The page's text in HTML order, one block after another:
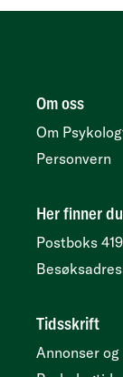
Om oss
Om
Personvern
Her finner
Postboks
Tidsskrift
Annonser